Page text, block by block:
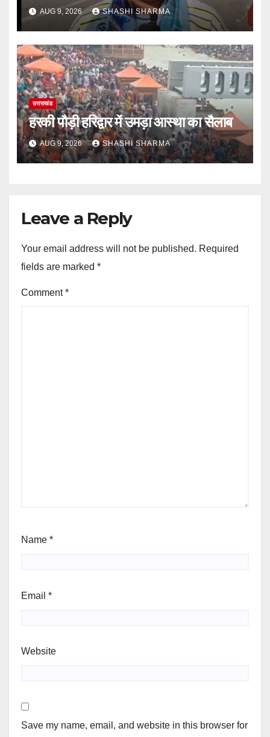
AUG 9, 2026 SHASHI SHARMA
उत्तराखंड
हरकी पौड़ी हरिद्वार में उमड़ा आस्था का सैलाब
AUG 9, 2026 SHASHI SHARMA
Leave a Reply
Your email address will not be published. Required
fields are marked *
Comment*
Name *
Email *
Website
Save my name, email, and website in this browser for